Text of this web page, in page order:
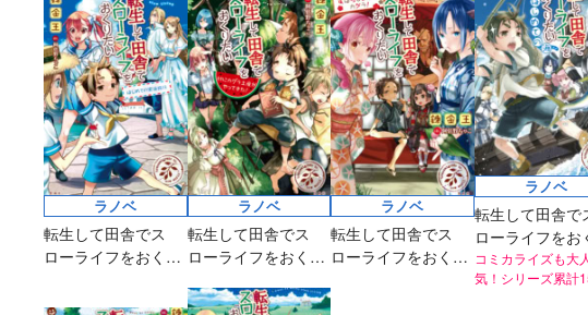
ラノベ
転生して田舎でス
ローライフをおくり
旅行
ラノベ
転生して田舎でス
ローライフをおくり
がやってきた！
ラノベ
転生して田舎でス
ローライフをおくり
ラノベ
転生して田舎で
ローライフをお
たい はじめての
コミカライズも大人
気！シリーズ累計